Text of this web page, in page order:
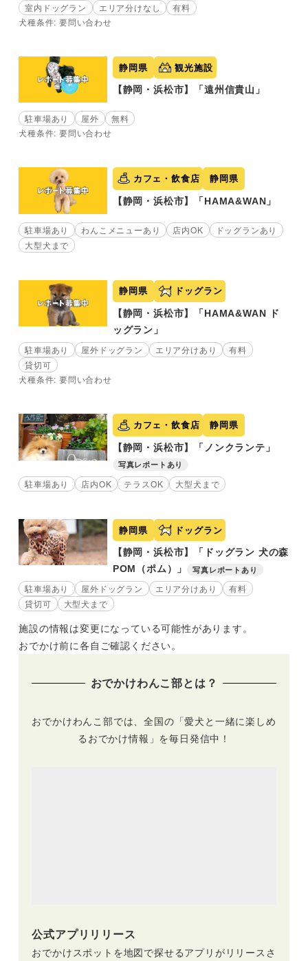
室内ドッグラン エリア分けなし
有料
犬種条件: 要問い合わせ
静岡県 観光施設
【静岡・浜松市】「遠州信貴山」
駐車場あり 屋外
無料
犬種条件: 要問い合わせ
カフェ・飲食店 静岡県
【静岡・浜松市】「HAMA&WAN」
駐車場あり わんこメニューあり 店内OK
ドッグランあり
大型犬まで
静岡県 ドッグラン
【静岡・浜松市】「HAMA&WAN ド
ッグラン」
駐車場あり 屋外ドッグラン エリア分けあり
有料
貸切可
犬種条件: 要問い合わせ
カフェ・飲食店 静岡県
【静岡・浜松市】「ノンクランテ」
写真レポートあり
駐車場あり 店内OK テラスOK 大型犬まで
静岡県 ドッグラン
【静岡・浜松市】「ドッグラン 犬の森
POM（ポム）」
写真レポートあり
駐車場あり 屋外ドッグラン エリア分けあり
有料
貸切可
大型犬まで
施設の情報は変更になっている可能性があります。
おでかけ前に各自ご確認ください。
おでかけわんこ部とは？
おでかけわんこ部では、全国の「愛犬と一緒に楽しめ
るおでかけ情報」を毎日発信中！
公式アプリリリース
おでかけスポットを地図で探せるアプリがリリースさ